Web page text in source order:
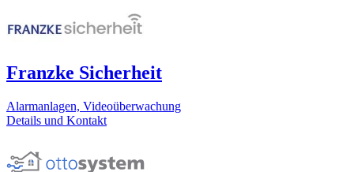
Franzke Sicherheit
Alarmanlagen, Videoüberwachung
Details und Kontakt